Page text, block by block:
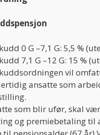
0 G –7,1 G: 5,5 %
7,1 G –12 G: 15 %
vil
ansatte som
som blir ufør, skal
og premiebetaling til